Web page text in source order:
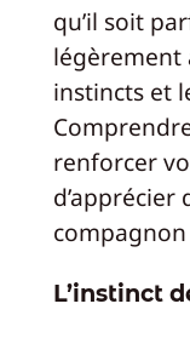
qu’il soit
légèrement
instincts et
renforcer
L’instinct